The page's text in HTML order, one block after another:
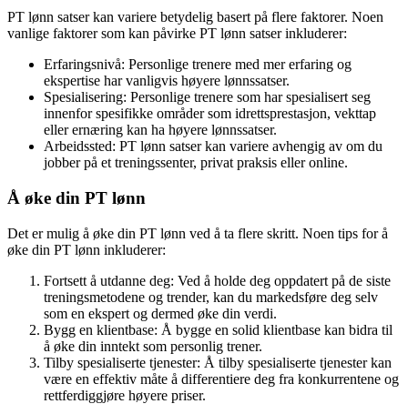
PT lønn satser kan variere betydelig basert på flere faktorer. Noen
vanlige faktorer som kan påvirke PT lønn satser inkluderer:
Erfaringsnivå: Personlige trenere med mer erfaring og
ekspertise har vanligvis høyere lønnssatser.
Spesialisering: Personlige trenere som har spesialisert seg
innenfor spesifikke områder som idrettsprestasjon, vekttap
eller ernæring kan ha høyere lønnssatser.
Arbeidssted: PT lønn satser kan variere avhengig av om du
jobber på et treningssenter, privat praksis eller online.
Å øke din PT lønn
Det er mulig å øke din PT lønn ved å ta flere skritt. Noen tips for å
øke din PT lønn inkluderer:
Fortsett å utdanne deg: Ved å holde deg oppdatert på de siste
treningsmetodene og trender, kan du markedsføre deg selv
som en ekspert og dermed øke din verdi.
Bygg en klientbase: Å bygge en solid klientbase kan bidra til
å øke din inntekt som personlig trener.
Tilby spesialiserte tjenester: Å tilby spesialiserte tjenester kan
være en effektiv måte å differentiere deg fra konkurrentene og
rettferdiggjøre høyere priser.